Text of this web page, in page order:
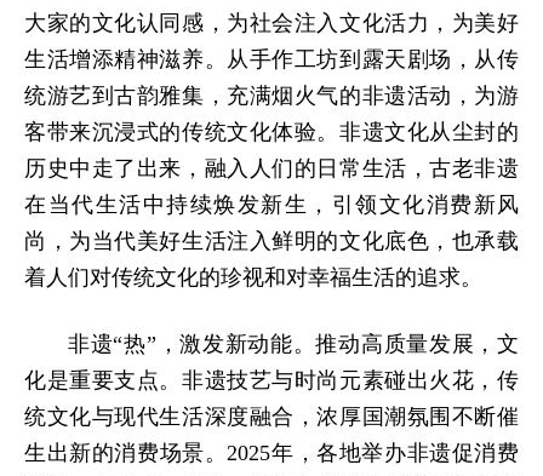
大家的文化认同感，为社会注入文化活力，为美好
生活增添精神滋养。从手作工坊到露天剧场，从传
统游艺到古韵雅集，充满烟火气的非遗活动，为游
客带来沉浸式的传统文化体验。非遗文化从尘封的
历史中走了出来，融入人们的日常生活，古老非遗
在当代生活中持续焕发新生，引领文化消费新风
尚，为当代美好生活注入鲜明的文化底色，也承载
着人们对传统文化的珍视和对幸福生活的追求。
非遗“热”，激发新动能。推动高质量发展，文
化是重要支点。非遗技艺与时尚元素碰出火花，传
统文化与现代生活深度融合，浓厚国潮氛围不断催
生出新的消费场景。2025年，各地举办非遗促消费